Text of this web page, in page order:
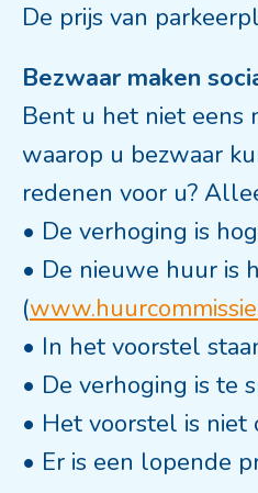
De prijs van
Bezwaar maken
Bent u het niet eens
waarop u bezwaar
redenen voor u?
• De verhoging is
• De nieuwe huur is
(
• In het voorstel
• De verhoging is te
• Het voorstel is
• Er is een lopende